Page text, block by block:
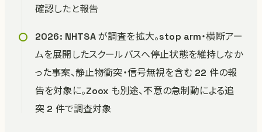
確認したと報告
2026: NHTSA が調査を拡大。stop arm・横断アー
ムを展開したスクールバスへ停止状態を維持しなか
った事案、静止物衝突・信号無視を含む 22 件の報
告を対象に。Zoox も別途、不意の急制動による追
突 2 件で調査対象